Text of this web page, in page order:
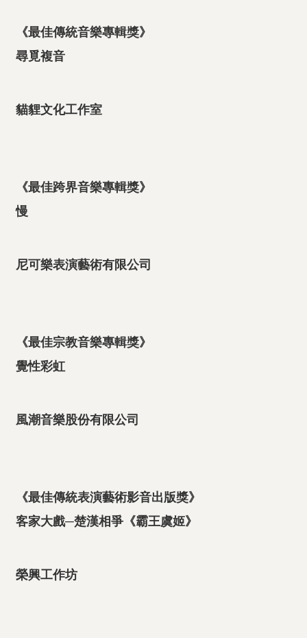
《最佳傳統音樂專輯獎》
尋覓複音
貓貍文化工作室
《最佳跨界音樂專輯獎》
慢
尼可樂表演藝術有限公司
《最佳宗教音樂專輯獎》
覺性彩虹
風潮音樂股份有限公司
《最佳傳統表演藝術影音出版獎》
客家大戲─楚漢相爭《霸王虞姬》
榮興工作坊